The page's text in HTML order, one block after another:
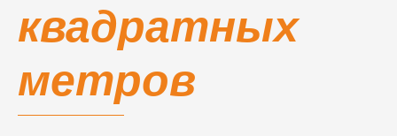
квадратных
метров